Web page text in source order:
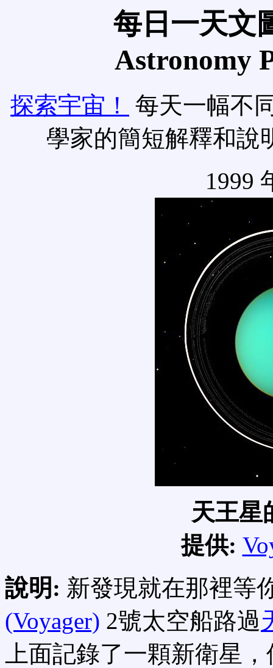
每日一天文
Astronomy
探索宇宙！
每天一幅不
學家的簡短解釋和說
1999
天王星
提供:
說明: 新發現就在那裡等
(Voyager) 2號太空船路過
上面記錄了一顆新衛星